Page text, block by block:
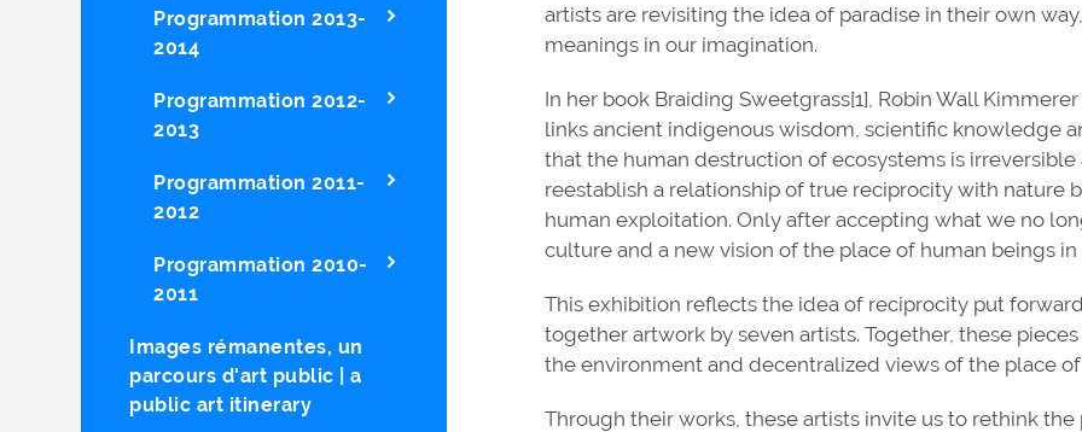
Programmation 2013-
2014
Programmation 2012-
2013
Programmation 2011-
2012
Programmation 2010-
2011
Images rémanentes, un
parcours d'art public | a
public art itinerary
artists are revisiting the idea of paradise in their own
meanings in our imagination.
In her book Braiding Sweetgrass[1], Robin Wall
links ancient indigenous wisdom, scientific knowledge
that the human destruction of ecosystems is
reestablish a relationship of true reciprocity with nature
human exploitation. Only after accepting what we no
culture and a new vision of the place of human beings
This exhibition reflects the idea of reciprocity put
together artwork by seven artists. Together, these
the environment and decentralized views of the place
Through their works, these artists invite us to rethink